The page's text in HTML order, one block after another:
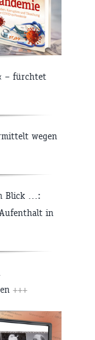
– fürchtet
wegen
Blick …:
in
+++